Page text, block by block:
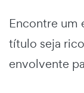
Encontre um
título seja
envolvente